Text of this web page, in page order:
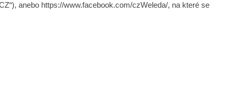
anebo https://www.facebook.com/czWeleda/, na které se